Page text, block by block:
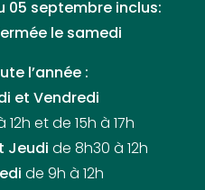
05 septembre inclus:
le samedi
l’année :
et Vendredi
12h et de 15h à 17h
Jeudi de 8h30 à 12h
de 9h à 12h